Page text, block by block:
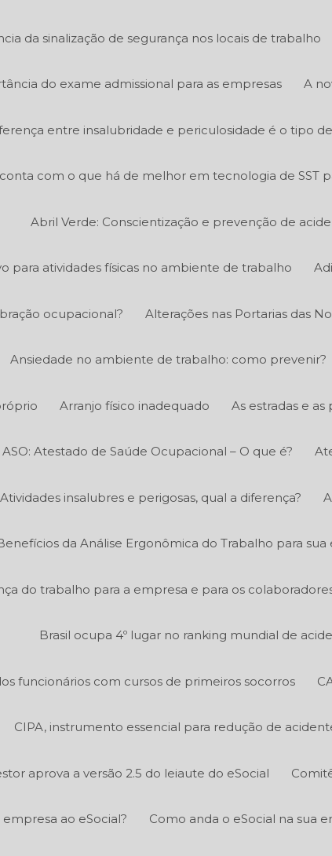
da sinalização de segurança nos locais de trabalho
do exame admissional para as empresas A
entre insalubridade e periculosidade é o tipo
com o que há de melhor em tecnologia de SST
Abril Verde: Conscientização e prevenção de
para atividades físicas no ambiente de trabalho
ocupacional? Alterações nas Portarias das
Ansiedade no ambiente de trabalho: como prevenir?
Arranjo físico inadequado As estradas e as
ASO: Atestado de Saúde Ocupacional – O que é?
Atividades insalubres e perigosas, qual a diferença?
da Análise Ergonômica do Trabalho para sua
do trabalho para a empresa e para os
Brasil ocupa 4º lugar no ranking mundial de
funcionários com cursos de primeiros socorros
CIPA, instrumento essencial para redução de
aprova a versão 2.5 do leiaute do eSocial
ao eSocial? Como anda o eSocial na sua